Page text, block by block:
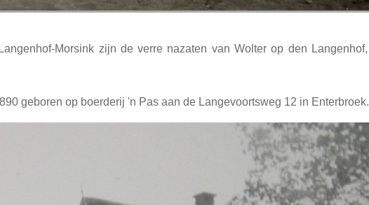
Morsink zijn de verre nazaten van Wolter op den Langenhof,
geboren op boerderij 'n Pas aan de Langevoortsweg 12 in Enterbroek.